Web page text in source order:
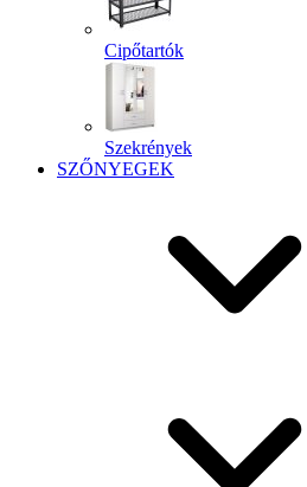
Cipőtartók
Szekrények
SZŐNYEGEK